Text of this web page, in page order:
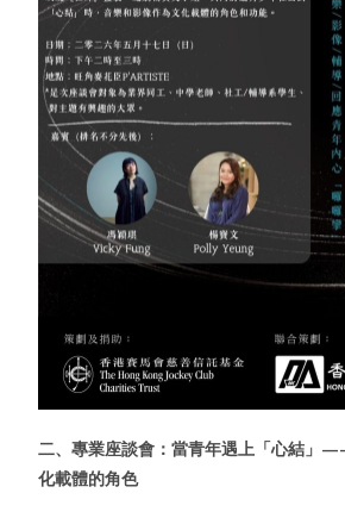
二、專業座談會：當青年遇上「心結」
化載體的角色